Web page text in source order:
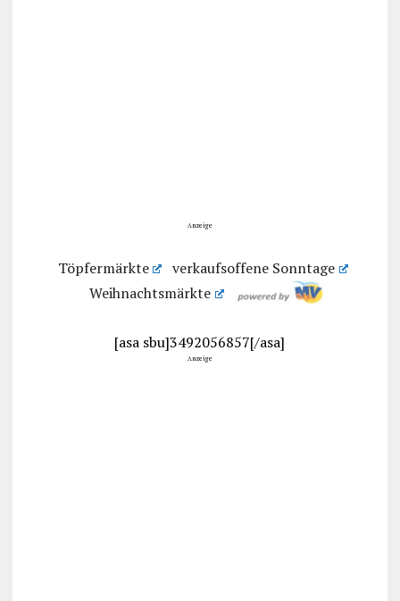
Anzeige
Töpfermärkte
verkaufsoffene Sonntage
Weihnachtsmärkte
[asa sbu]3492056857[/asa]
Anzeige